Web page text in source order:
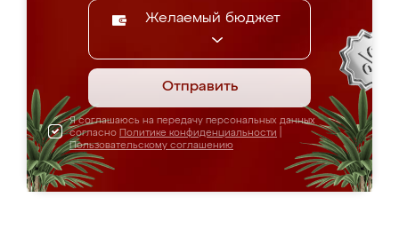
Желаемый бюджет
Отправить
Я соглашаюсь на передачу персональных данных
согласно Политике конфиденциальности
Пользовательскому соглашению